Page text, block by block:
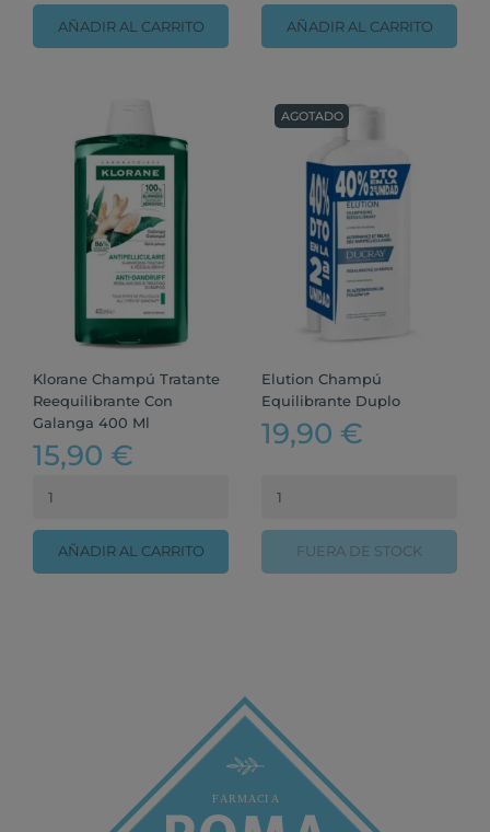
AÑADIR AL CARRITO AÑADIR AL CARRITO
Klorane Champú Tratante
Reequilibrante Con
Galanga 400 Ml
15,90 €
AÑADIR AL CARRITO
Elution Champú
Equilibrante Duplo
19,90 €
FUERA DE STOCK
AGOTADO